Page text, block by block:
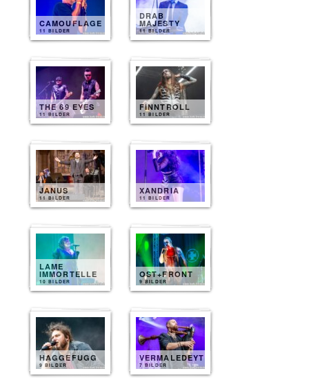
CAMOUFLAGE
11 BILDER
DRAB
MAJESTY
11 BILDER
THE 69 EYES
11 BILDER
FINNTROLL
11 BILDER
JANUS
11 BILDER
XANDRIA
11 BILDER
LAME
IMMORTELLE
10 BILDER
OST+FRONT
9 BILDER
HAGGEFUGG
9 BILDER
VERMALEDEYT
7 BILDER